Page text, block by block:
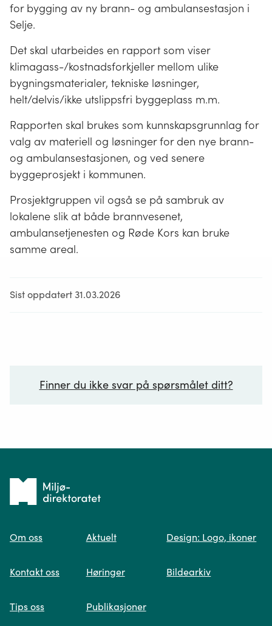
for bygging av ny brann- og ambulansestasjon i
Selje.
Det skal utarbeides en rapport som viser
klimagass-/kostnadsforkjeller mellom ulike
bygningsmaterialer, tekniske løsninger,
helt/delvis/ikke utslippsfri byggeplass m.m.
Rapporten skal brukes som kunnskapsgrunnlag for
valg av materiell og løsninger for den nye brann-
og ambulansestasjonen, og ved senere
byggeprosjekt i kommunen.
Prosjektgruppen vil også se på sambruk av
lokalene slik at både brannvesenet,
ambulansetjenesten og Røde Kors kan bruke
samme areal.
Sist oppdatert 31.03.2026
Finner du ikke svar på spørsmålet ditt?
Spør oss
søk og viser deg vår mest relevante
Tilbake
forsiden
Om oss
Kontakt oss
Tips oss
Aktuelt
Høringer
Publikasjoner
Design: Logo, ikoner
Bildearkiv